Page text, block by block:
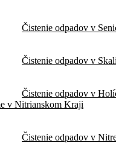
Čistenie odpadov v
Čistenie odpadov v
Čistenie odpadov v
v Nitrianskom Kraji
Čistenie odpadov v